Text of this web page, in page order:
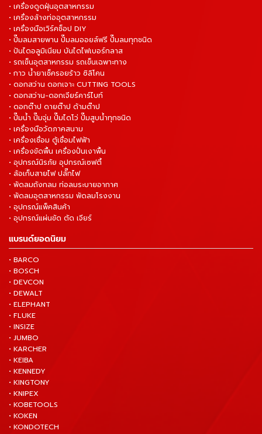
• เครื่องดูดฝุ่นอุตสาหกรรม
• เครื่องล้างท่ออุตสาหกรรม
• เครื่องมือเวิร์คช็อป DIY
• ปั๊มลมสายพาน ปั๊มลมออยล์ฟรี ปั๊มลมทุกชนิด
• ปันไดอลูมิเนียม บันไดไฟเบอร์กลาส
• รถเข็นอุตสาหกรรม รถเข็นเฉพาะทาง
• กาว น้ำยาเช็ครอยร้าว ซิลิโคน
• ดอกสว่าน ดอกเจาะ CUTTING TOOLS
• ดอกสว่าน-ดอกเจียร์คาร์ไบท์
• ดอกต๊าป ดายต๊าป ด้ามต๊าป
• ปั๊มน้ำ ปั๊มจุ่ม ปั๊มไดโว่ ปั๊มสูบน้ำทุกชนิด
• เครื่องมือวัดภาคสนาม
• เครื่องเชื่อม ตู้เชื่อมไฟฟ้า
• เครื่องขัดพื้น เครื่องปั่นเงาพื้น
• อุปกรณ์นิรภัย อุปกรณ์เซฟตี้
• ล้อเก็บสายไฟ ปลั๊กไฟ
• พัดลมถังกลม ท่อลมระบายอากาศ
• พัดลมอุตสาหกรรม พัดลมโรงงาน
• อุปกรณ์แพ็คสินค้า
• อุปกรณ์แผ่นขัด ตัด เจียร์
แบรนด์ยอดนิยม
• BARCO
• BOSCH
• DEVCON
• DEWALT
• ELEPHANT
• FLUKE
• INSIZE
• JUMBO
• KARCHER
• KEIBA
• KENNEDY
• KINGTONY
• KNIPEX
• KOBETOOLS
• KOKEN
• KONDOTECH